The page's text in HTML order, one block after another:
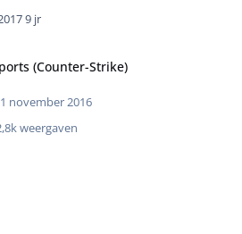
9 jr
(Counter-Strike)
november 2016
weergaven